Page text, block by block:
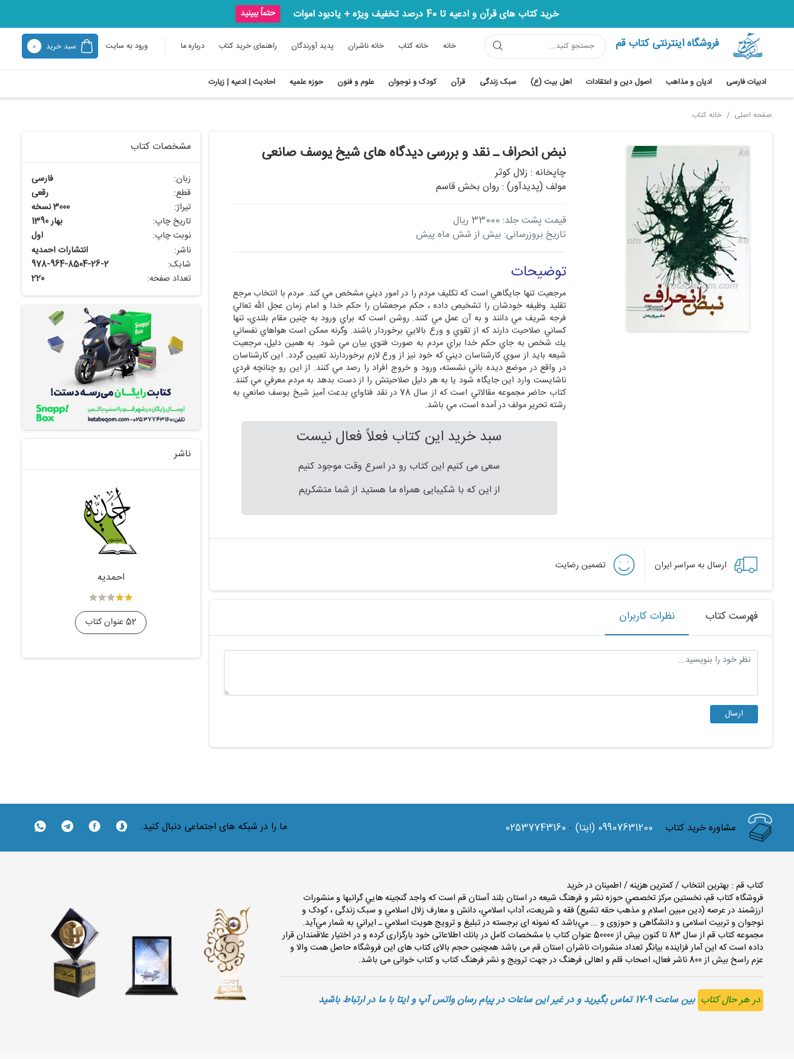
خرید کتاب های قرآن و ادعیه تا 40 درصد تخفیف ویژه + یادبود اموات حتماً ببینید
فروشگاه اینترنتی کتاب قم خانه خانه کتاب خانه ناشران پدید آورندگان راهنمای خرید کتاب درباره ما ورود به سایت سبد خرید 0
ادبیات فارسی ادیان و مذاهب اصول دین و اعتقادات اهل بیت (ع) سبک زندگی قرآن کودک و نوجوان علوم و فنون حوزه علمیه احادیث | ادعیه | زیارت
صفحه اصلی خانه کتاب
نبض انحراف ـ نقد و بررسی دیدگاه های شیخ یوسف صانعی
چاپخانه : زلال کوثر
مولف (پدیدآور) : روان بخش قاسم
قیمت پشت جلد: 33000 ریال
تاریخ بروزرسانی: بیش از شش ماه پیش
توضیحات
مرجعيت تنها جايگاهي است كه تكليف مردم را در امور ديني مشخص مي كند. مردم با انتخاب مرجع
تقليد وظيفه خودشان را تشخيص داده ، حكم مرجعشان را حكم خدا و امام زمان عجل الله تعالي
فرجه شريف مي دانند و به آن عمل مي كنند. روشن است كه براي ورود به چنين مقام بلندي، تنها
كساني صلاحيت دارند كه از تقوي و ورع بالايي برخوردار باشند. وگرنه ممكن است هواهاي نفساني
يك شخص به جاي حكم خدا براي مردم به صورت فتوي بيان مي شود. به همين دليل، مرجعيت
شيعه بايد از سوي كارشناسان ديني كه خود نيز از ورع لازم برخوردارند تعيين گردد. اين كارشناسان
در واقع در موضع ديده باني نشسته، ورود و خروج افراد را رصد مي كنند. از اين رو چنانچه فردي
ناشايست وارد اين جايگاه شود يا به هر دليل صلاحيتش را از دست بدهد به مردم معرفي مي كنند.
كتاب حاضر مجموعه مقالاتي است كه از سال 78 در نقد فتاواي بدعت آميز شيخ يوسف صانعي به
رشته تحرير مولف در آمده است، مي باشد.
سبد خرید این کتاب فعلاً فعال نیست
سعی می کنیم این کتاب رو در اسرع وقت موجود کنیم
از این که با شکیبایی همراه ما هستید از شما متشکریم
ارسال به سراسر ایران تضمین رضایت
فهرست کتاب نظرات کاربران
مشخصات کتاب
زبان:
فارسی
قطع:
رقعی
تیراژ:
3000 نسخه
تاریخ چاپ:
بهار 1390
نوبت چاپ:
اول
ناشر:
انتشارات احمدیه
شابک:
978-964-8504-26-2
تعداد صفحه:
220
ناشر
احمدیه
52 عنوان کتاب
مشاوره خرید کتاب (ایتا) 09907631200 -
02537743160 ما را در شبکه های اجتماعی دنبال کنید.
کتاب قم : بهترین انتخاب / کمترین هزینه / اطمینان در خرید
فروشگاه كتاب قم، نخستين مركز تخصصي حوزه نشر و فرهنگ شيعه در استان بلند آستان قم است كه واجد گنجينه هايي گرانبها و منشورات
ارزشمند در عرصه (دين مبين اسلام و مذهب حقه تشيع) فقه و شريعت، آداب اسلامي، دانش و معارف زلال اسلامي و سبک زندگی ، کودک و
نوجوان و تربیت اسلامی و دانشگاهی و حوزوی و ... مي‌باشد كه نمونه‌ ای برجسته در تبليغ و ترويج هويت اسلامي ـ ايراني به شمار مي‌آيد.
مجموعه كتاب قم از سال 83 تا کنون بیش از 50000 عنوان كتاب با مشخصات كامل در بانك اطلاعاتی خود بارگزاری کرده و در اختیار علاقمندان قرار
داده است که این آمار فزاینده بیانگر تعداد منشورات ناشران استان قم می باشد همچنین حجم بالای کتاب های این فروشگاه حاصل همت والا و
عزم راسخ بیش از 800 ناشر فعال، اصحاب قلم و اهالی فرهنگ در جهت ترویج و نشر فرهنگ کتاب و کتاب خوانی می باشد.
در هر حال کتاب بین ساعت 9-17 تماس بگیرید و در غیر این ساعات در پیام رسان واتس آپ و ایتا با ما در ارتباط باشید